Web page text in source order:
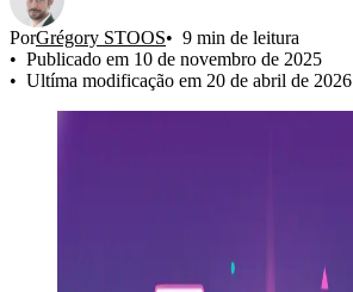
PorGrégory STOOS
9 min de leitura
Publicado em 10 de novembro de 2025
Ultíma modificação em 20 de abril de 2026